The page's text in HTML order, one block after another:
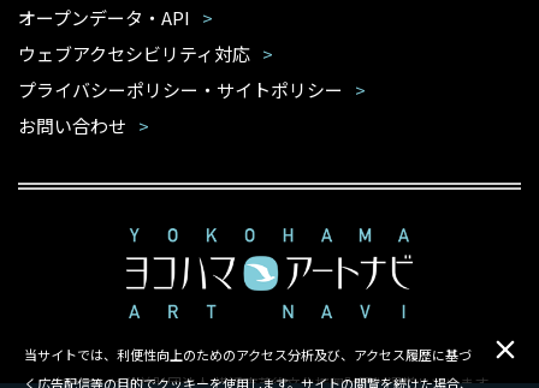
当サイトでは、利便性向上のためのアクセス分析及び、アクセス履歴に基づ
く広告配信等の目的でクッキーを使用します。サイトの閲覧を続けた場合、
オープンデータ・API
ウェブアクセシビリティ対応
プライバシーポリシー・サイトポリシー
お問い合わせ
本サイトは公益財団法人 横浜市芸術文化振興財団が運営しています